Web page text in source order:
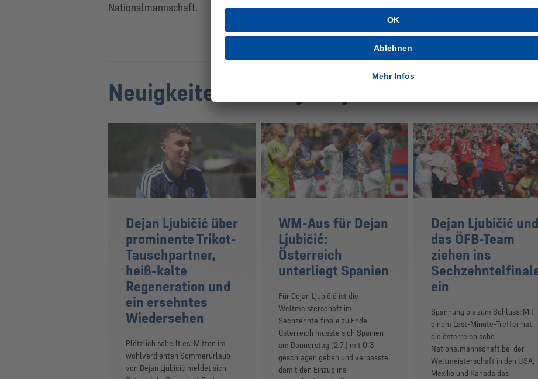
Nationalmannschaft.
Neuigkeiten von Dejan Ljubičić
Dejan Ljubičić über
prominente Trikot-
Tauschpartner,
heiß-kalte
Regeneration und
ein ersehntes
Wiedersehen
Plötzlich schellt es: Mitten im
wohlverdienten Sommerurlaub
von Dejan Ljubičić meldet sich
WM-Aus für Dejan
Ljubičić:
Österreich
unterliegt Spanien
Für Dejan Ljubičić ist die
Weltmeisterschaft im
Sechzehntelfinale zu Ende.
Österreich musste sich Spanien
am Donnerstag (2.7.) mit 0:3
geschlagen geben und verpasste
damit den Einzug ins
Dejan Ljubičić und
das ÖFB-Team
ziehen ins
ein
Spannung bis zum Schluss: Mit
einem Last-Minute-Treffer hat
die österreichische
Nationalmannschaft bei der
Weltmeisterschaft in den USA,
Mexiko und Kanada das